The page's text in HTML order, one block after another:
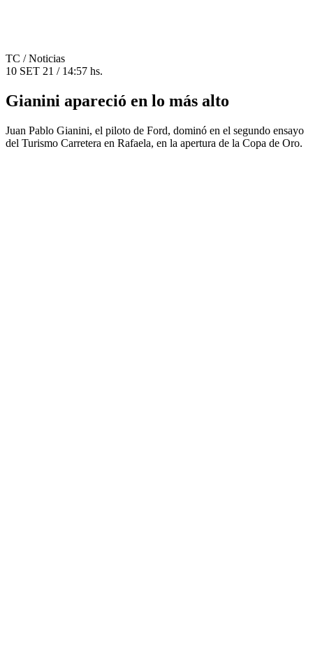
TC / Noticias
10 SET 21 / 14:57 hs.
Gianini apareció en lo más alto
Juan Pablo Gianini, el piloto de Ford, dominó en el segundo ensayo
del Turismo Carretera en Rafaela, en la apertura de la Copa de Oro.